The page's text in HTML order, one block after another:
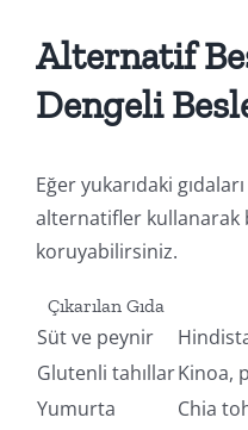
Alternatif
Dengeli
Eğer yukarıdaki gıdaları
alternatifler kullanarak
koruyabilirsiniz.
Çıkarılan Gıda
Süt ve peynir
Glutenli tahıllarKinoa,
Yumurta
Chia